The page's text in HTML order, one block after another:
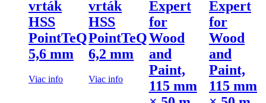
vrták
HSS
PointTeQ
5,6 mm
Viac info
vrták
HSS
PointTeQ
6,2 mm
Viac info
Expert
for
Wood
and
Paint,
115 mm
Expert
for
Wood
and
Paint,
115 mm